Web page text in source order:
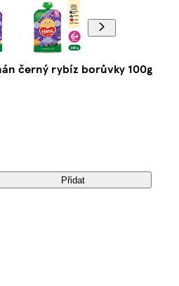
černý rybíz borůvky 100g
Přidat